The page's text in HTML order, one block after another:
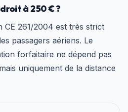
à 250 € ?
CE 261/2004 est très strict
passagers aériens. Le
forfaitaire ne dépend pas
uniquement de la distance